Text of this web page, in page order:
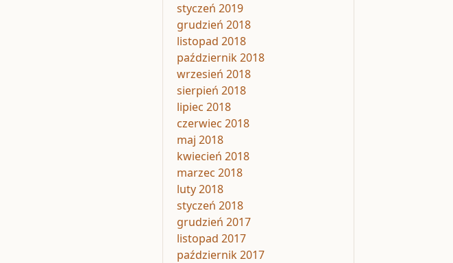
styczeń 2019
grudzień 2018
listopad 2018
październik 2018
wrzesień 2018
sierpień 2018
lipiec 2018
czerwiec 2018
maj 2018
kwiecień 2018
marzec 2018
luty 2018
styczeń 2018
grudzień 2017
listopad 2017
październik 2017